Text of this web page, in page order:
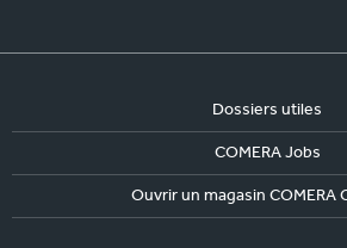
Dossiers utiles
COMERA Jobs
Ouvrir un magasin COMERA